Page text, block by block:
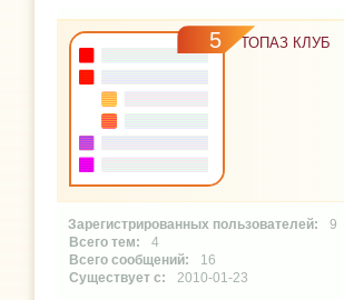
5 ТОПАЗ КЛУБ
9
4
16
2010-01-23